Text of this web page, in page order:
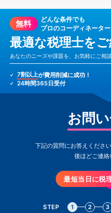
無料
どんな条件でも
プロのコーディネータ
最適な税理士を
あなたのニーズや課題を、お気軽にご相
7割以上が費用削減に成功！
24時間365日受付
お問
下記の質問にお答えくださ
後ほどご連絡
最短当日に税
STEP 1 2 3